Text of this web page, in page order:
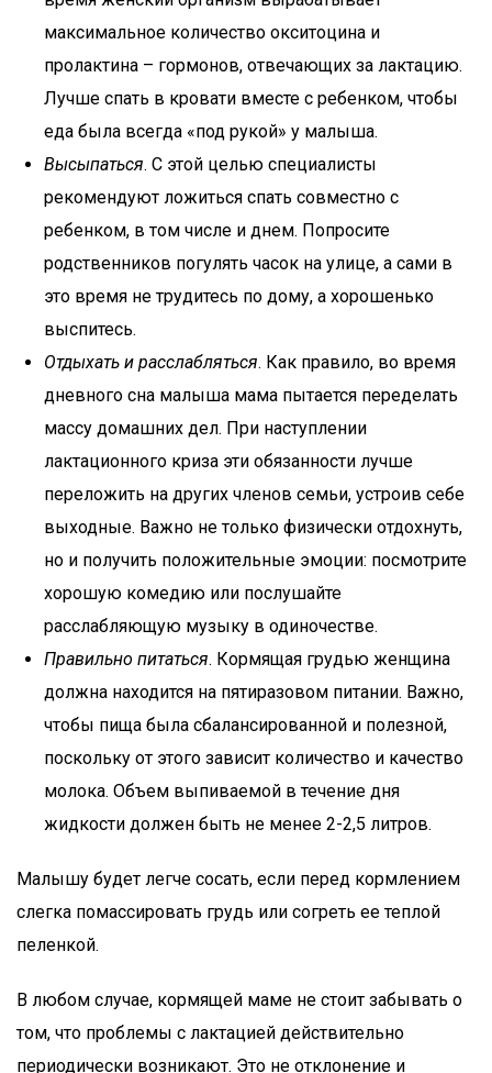
максимальное количество окситоцина и
пролактина – гормонов, отвечающих за лактацию.
Лучше спать в кровати вместе с ребенком, чтобы
еда была всегда «под рукой» у малыша.
Высыпаться. С этой целью специалисты
рекомендуют ложиться спать совместно с
ребенком, в том числе и днем. Попросите
родственников погулять часок на улице, а сами в
это время не трудитесь по дому, а хорошенько
выспитесь.
Отдыхать и расслабляться. Как правило, во время
дневного сна малыша мама пытается переделать
массу домашних дел. При наступлении
лактационного криза эти обязанности лучше
переложить на других членов семьи, устроив себе
выходные. Важно не только физически отдохнуть,
но и получить положительные эмоции: посмотрите
хорошую комедию или послушайте
расслабляющую музыку в одиночестве.
Правильно питаться. Кормящая грудью женщина
должна находится на пятиразовом питании. Важно,
чтобы пища была сбалансированной и полезной,
поскольку от этого зависит количество и качество
молока. Объем выпиваемой в течение дня
жидкости должен быть не менее 2-2,5 литров.
Малышу будет легче сосать, если перед кормлением
слегка помассировать грудь или согреть ее теплой
пеленкой.
В любом случае, кормящей маме не стоит забывать о
том, что проблемы с лактацией действительно
периодически возникают. Это не отклонение и